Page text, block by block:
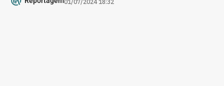
01/07/2024 18:32